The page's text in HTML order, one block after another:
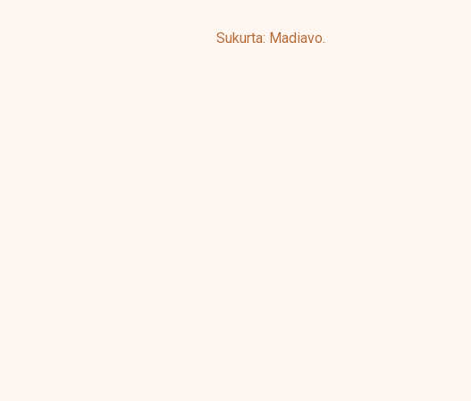
Sukurta: Madiavo.